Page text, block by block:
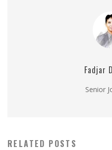
Fadjar
Senior
RELATED POSTS